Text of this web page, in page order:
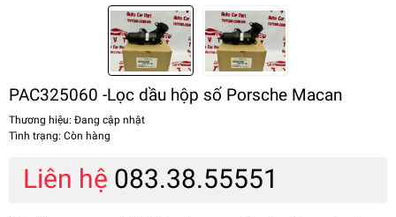
PAC325060 -Lọc dầu hộp số Porsche Macan
Thương hiệu: Đang cập nhật
Tình trạng: Còn hàng
Liên hệ 083.38.55551